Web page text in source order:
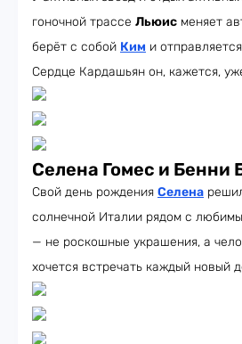
гоночной трассе Льюис меняет
берёт с собой Ким и
Сердце Кардашьян он, кажется,
Селена Гомес и Бенни
Свой день рождения Селена
солнечной Италии рядом с
— не роскошные украшения, а
хочется встречать каждый новый